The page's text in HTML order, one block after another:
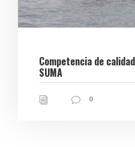
Competencia de
SUMA
0